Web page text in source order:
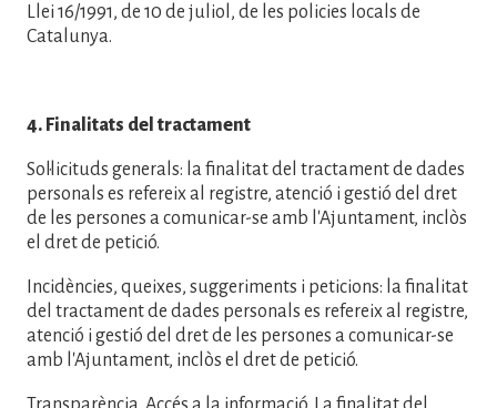
Llei 16/1991, de 10 de juliol, de les policies locals de
Catalunya.
4. Finalitats del tractament
Sol·licituds generals: la finalitat del tractament de dades
personals es refereix al registre, atenció i gestió del dret
de les persones a comunicar-se amb l'Ajuntament, inclòs
el dret de petició.
Incidències, queixes, suggeriments i peticions: la finalitat
del tractament de dades personals es refereix al registre,
atenció i gestió del dret de les persones a comunicar-se
amb l'Ajuntament, inclòs el dret de petició.